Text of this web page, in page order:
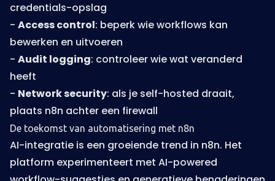
credentials-opslag
- Access control: beperk wie workflows kan
bewerken en uitvoeren
- Audit logging: controleer wie wat veranderd
heeft
- Network security: als je self-hosted draait,
plaats n8n achter een firewall
De toekomst van automatisering met n8n
AI-integratie is een groeiende trend in n8n. Het
platform experimenteert met AI-powered